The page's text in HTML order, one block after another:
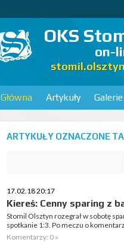
OKS
on-
Główna Artykuły Galerie
ARTYKUŁY OZNACZONE
17.02.18 20:17
Kiereś: Cenny sparing z
Stomil Olsztyn rozegrał w sobotę
spotkanie 1:3. Po meczu o
Komentarzy: 0 »